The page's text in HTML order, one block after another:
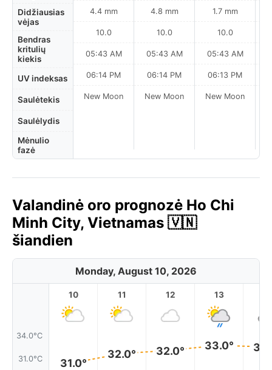
Didžiausias
vėjas
Bendras
kritulių
kiekis
UV indeksas
Saulėtekis
Saulėlydis
Mėnulio
fazė
4.4 mm
10.0
05:43 AM
06:14 PM
New Moon
4.8 mm
10.0
05:43 AM
06:14 PM
New Moon
1.7 mm
10.0
05:43 AM
06:13 PM
New Moon
Valandinė oro prognozė Ho Chi
Minh City, Vietnamas 🇻🇳
šiandien
Monday, August 10, 2026
34.0°C
31.0°C
10
31.0°
11
32.0°
12
32.0°
13
33.0°